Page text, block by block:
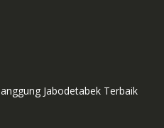
Jabodetabek Terbaik